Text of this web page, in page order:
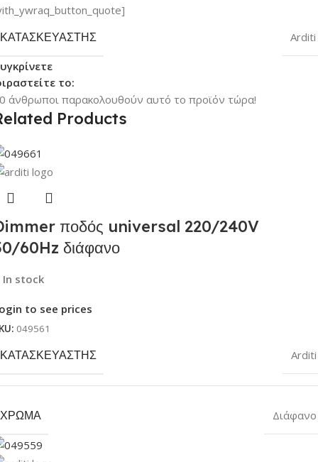
ΚΑΤΑΣΚΕΥΑΣΤΉΣ
Arditi
το:
άνθρωποι παρακολουθούν αυτό το προϊόν τώρα!
Products
ποδός universal 220/240V
60Hz διάφανο
In stock
to see prices
049561
ΚΑΤΑΣΚΕΥΑΣΤΉΣ Arditi
ΧΡΏΜΑ Διάφανο